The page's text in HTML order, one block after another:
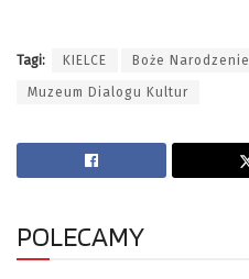
Tagi: KIELCE Boże Narodzenie
Muzeum Dialogu Kultur
POLECAMY